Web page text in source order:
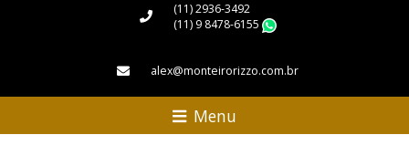
(11) 2936-3492
(11) 9 8478-6155
alex@monteirorizzo.com.br
Menu